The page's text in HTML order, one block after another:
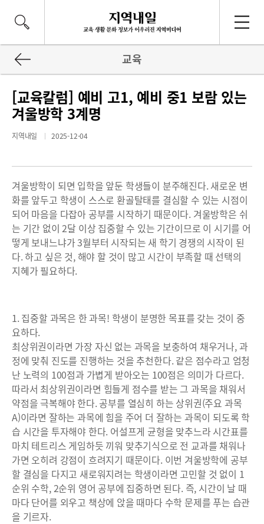
교육
[교육칼럼] 예비 고1, 예비 중1 보람 있는
겨울방학 3계명
지역내일 2025-12-04
겨울방학이 되면 입학을 앞둔 학생들이 분주해진다. 새로운 변
화를 앞두고 학생이 스스로 환골탈태를 결심할 수 있는 시점이
되어 마음을 다잡아 공부를 시작하기 때문이다. 겨울방학은 쉬
는 기간 없이 2달 이상 집중할 수 있는 기간이므로 이 시기를 어
떻게 보내느냐가 3월부터 시작되는 새 학기 경쟁의 시작이 된
다. 하고 싶은 것, 해야 할 것이 많고 시간이 부족할 때 선택의
지혜가 필요하다.
1. 집중할 과목은 한 과목! 학생이 분명한 목표를 갖는 것이 중
요하다.
최상위권이라면 가장 자신 없는 과목을 보충하여 채우거나, 과
정에 맞춰 진도를 진행하는 것을 추천한다. 같은 점수라고 엄청
난 노력의 100점과 가볍게 받아오는 100점은 의미가 다르다.
따라서 최상위권이라면 힘들게 점수를 받는 그 과목을 채워서
약점을 극복해야 한다. 공부를 열심히 하는 상위권(주요 과목
A)이라면 잘하는 과목에 힘을 주어 더 잘하는 과목이 되도록 학
습 시간을 투자해야 한다. 어설프게 균형을 맞추느라 시간표를
마치 테트리스 게임하듯 끼워 맞추기식으로 전 교과를 채워나
가면 오히려 강점이 흐려지기 때문이다. 이번 겨울방학에 공부
할 결심을 다지고 새로워지려는 학생이라면 고민할 것 없이 1
순위 수학, 2순위 영어 공부에 집중하면 된다. 즉, 시간이 날 때
마다 단어를 외우고 책상에 앉을 때마다 수학 문제를 푸는 습관
을 기르자.